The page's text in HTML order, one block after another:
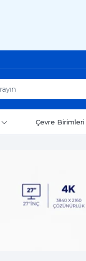
Çevre Birimleri